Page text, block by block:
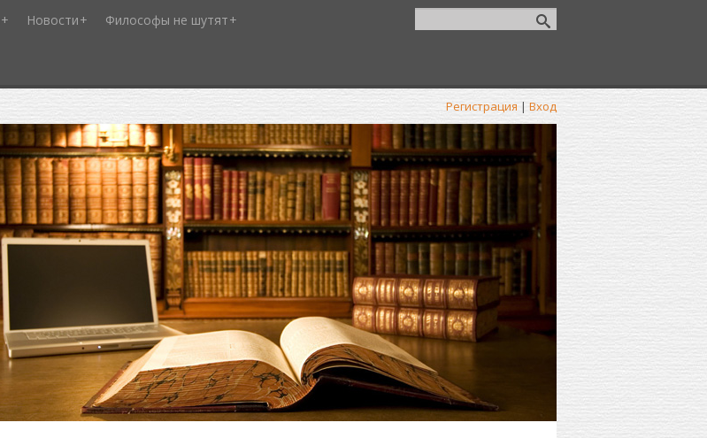
Новости Философы не шутят
Регистрация | Вход